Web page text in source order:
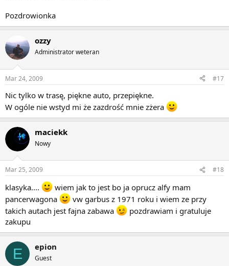
Pozdrowionka
ozzy
Administrator weteran
Mar 24, 2009 #17
Nic tylko w trasę, piękne auto, przepiękne.
W ogóle nie wstyd mi że zazdrość mnie zżera
maciekk
Nowy
Mar 25, 2009 #18
klasyka....
wiem jak to jest bo ja oprucz alfy mam
pancerwagona
vw garbus z 1971 roku i wiem ze przy
takich autach jest fajna zabawa
pozdrawiam i gratuluje
zakupu
E epion
Guest